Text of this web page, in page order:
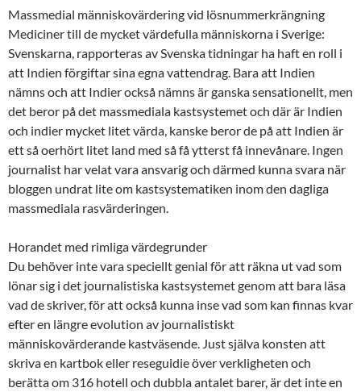
Massmedial människovärdering vid lösnummerkrängning
Mediciner till de mycket värdefulla människorna i Sverige:
Svenskarna, rapporteras av Svenska tidningar ha haft en roll i
att Indien förgiftar sina egna vattendrag. Bara att Indien
nämns och att Indier också nämns är ganska sensationellt, men
det beror på det massmediala kastsystemet och där är Indien
och indier mycket litet värda, kanske beror de på att Indien är
ett så oerhört litet land med så få ytterst få innevånare. Ingen
journalist har velat vara ansvarig och därmed kunna svara när
bloggen undrat lite om kastsystematiken inom den dagliga
massmediala rasvärderingen.
Horandet med rimliga värdegrunder
Du behöver inte vara speciellt genial för att räkna ut vad som
lönar sig i det journalistiska kastsystemet genom att bara läsa
vad de skriver, för att också kunna inse vad som kan finnas kvar
efter en längre evolution av journalistiskt
människovärderande kastväsende. Just själva konsten att
skriva en kartbok eller reseguidie över verkligheten och
berätta om 316 hotell och dubbla antalet barer, är det inte en